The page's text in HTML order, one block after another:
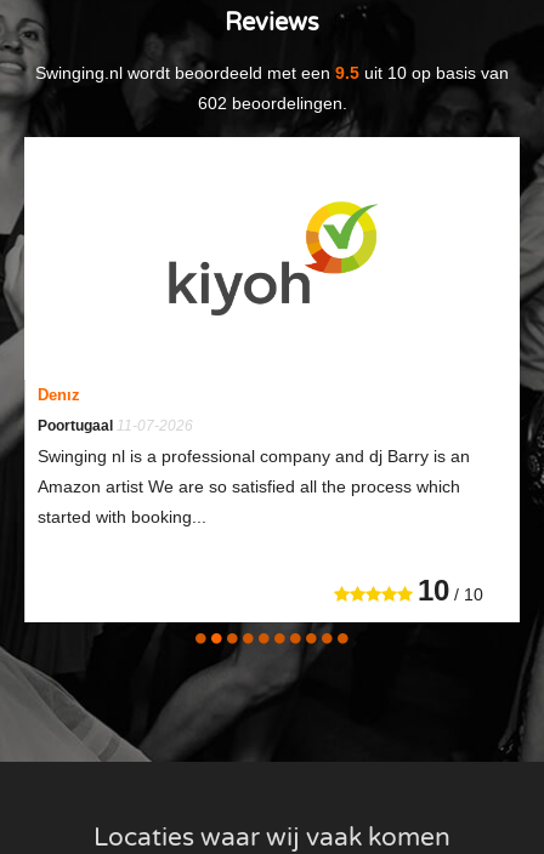
Reviews
Swinging.nl wordt beoordeeld met een 9.5 uit 10 op basis van
602 beoordelingen.
Denız
Poortugaal 11-07-2026
Swinging nl is a professional company and dj Barry is an
Amazon artist We are so satisfied all the process which
started with booking...
10 / 10
Locaties waar wij vaak komen